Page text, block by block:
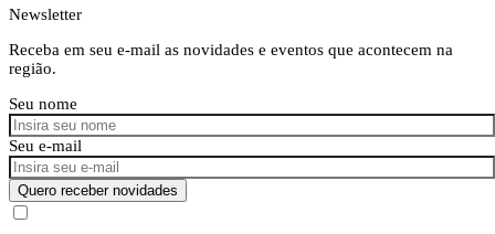
Newsletter
Receba em seu e-mail as novidades e eventos que acontecem na
região.
Seu nome
Seu e-mail
Quero receber novidades